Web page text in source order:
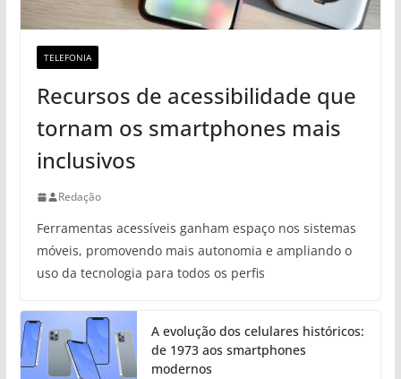
TELEFONIA
Recursos de acessibilidade que
tornam os smartphones mais
inclusivos
Redação
Ferramentas acessíveis ganham espaço nos sistemas
móveis, promovendo mais autonomia e ampliando o
uso da tecnologia para todos os perfis
A evolução dos celulares históricos:
de 1973 aos smartphones
modernos